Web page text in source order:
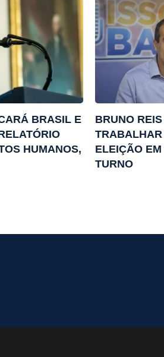
BRASIL E
HUMANOS,
BRUNO
TRABALHAR
ELEIÇÃO
TURNO